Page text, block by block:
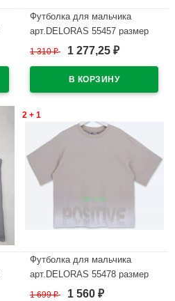
Футболка для мальчика
арт.DELORAS 55457 размер
34/134-42/158 цвет серый
1 310₽ 1 277,25 ₽
2 + 1
Футболка для мальчика
арт.DELORAS 55478 размер
34/134-42/158 цвет серо-
1 699₽ 1 560 ₽